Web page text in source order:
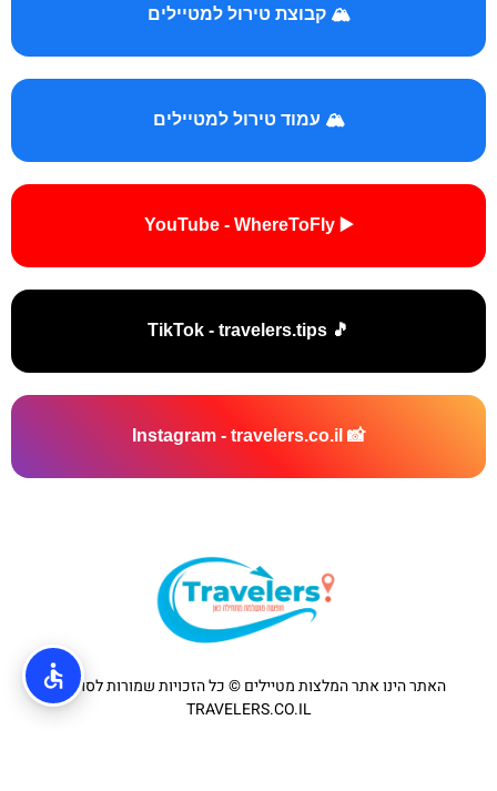
🏔️ קבוצת טירול למטיילים
🏔️ עמוד טירול למטיילים
▶️ YouTube - WhereToFly
🎵 TikTok - travelers.tips
📸 Instagram - travelers.co.il
האתר הינו אתר המלצות מטיילים © כל הזכויות שמורות לסוכנות
TRAVELERS.CO.IL